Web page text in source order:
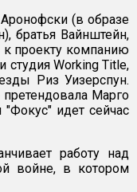
(в образе
братья Вайнштейн,
проекту компанию
Working Title,
Риз Уизерспун.
Марго
идет сейчас
работу над
войне, в котором